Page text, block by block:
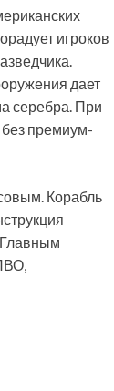
игроков
дает
серебра. При
премиум-
Корабль
Главным